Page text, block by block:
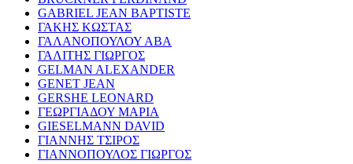
GABRIEL JEAN BAPTISTE
ΓΑΚΗΣ ΚΩΣΤΑΣ
ΓΑΛΑΝΟΠΟΥΛΟΥ ΑΒΑ
ΓΑΛΙΤΗΣ ΓΙΩΡΓΟΣ
GELMAN ALEXANDER
GENET JEAN
GERSHE LEONARD
ΓΕΩΡΓΙΑΔΟΥ ΜΑΡΙΑ
GIESELMANN DAVID
ΓΙΑΝΝΗΣ ΤΣΙΡΟΣ
ΓΙΑΝΝΟΠΟΥΛΟΣ ΓΙΩΡΓΟΣ